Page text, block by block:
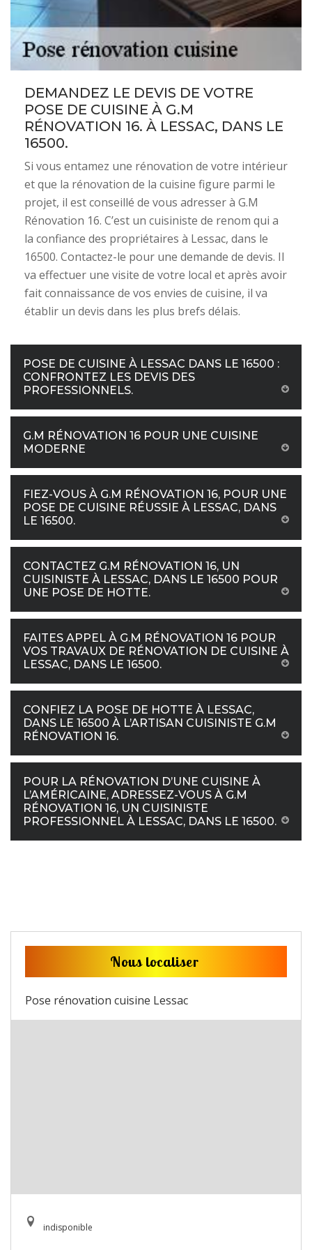
DEMANDEZ LE DEVIS DE VOTRE
POSE DE CUISINE À G.M
RÉNOVATION 16. À LESSAC, DANS LE
16500.
Si vous entamez une rénovation de votre intérieur
et que la rénovation de la cuisine figure parmi le
projet, il est conseillé de vous adresser à G.M
Rénovation 16. C’est un cuisiniste de renom qui a
la confiance des propriétaires à Lessac, dans le
16500. Contactez-le pour une demande de devis. Il
va effectuer une visite de votre local et après avoir
fait connaissance de vos envies de cuisine, il va
établir un devis dans les plus brefs délais.
POSE DE CUISINE À LESSAC DANS LE 16500 :
CONFRONTEZ LES DEVIS DES
PROFESSIONNELS.
G.M RÉNOVATION 16 POUR UNE CUISINE
MODERNE
FIEZ-VOUS À G.M RÉNOVATION 16, POUR UNE
POSE DE CUISINE RÉUSSIE À LESSAC, DANS
LE 16500.
CONTACTEZ G.M RÉNOVATION 16, UN
CUISINISTE À LESSAC, DANS LE 16500 POUR
UNE POSE DE HOTTE.
FAITES APPEL À G.M RÉNOVATION 16 POUR
VOS TRAVAUX DE RÉNOVATION DE CUISINE À
LESSAC, DANS LE 16500.
CONFIEZ LA POSE DE HOTTE À LESSAC,
DANS LE 16500 À L’ARTISAN CUISINISTE G.M
RÉNOVATION 16.
POUR LA RÉNOVATION D’UNE CUISINE À
L’AMÉRICAINE, ADRESSEZ-VOUS À G.M
RÉNOVATION 16, UN CUISINISTE
PROFESSIONNEL À LESSAC, DANS LE 16500.
Nous localiser
Pose rénovation cuisine Lessac
indisponible